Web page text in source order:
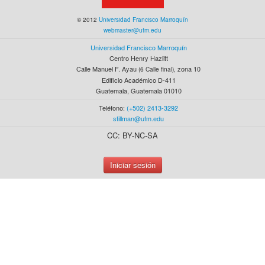
© 2012 Universidad Francisco Marroquín
webmaster@ufm.edu
Universidad Francisco Marroquín
Centro Henry Hazlitt
Calle Manuel F. Ayau (6 Calle final), zona 10
Edificio Académico D-411
Guatemala, Guatemala 01010
Teléfono: (+502) 2413-3292
stillman@ufm.edu
CC: BY-NC-SA
Iniciar sesión